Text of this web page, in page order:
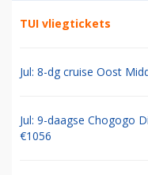
TUI vliegtickets
Jul: 8-dg cruise Oost
Jul: 9-daagse Chogogo
€1056